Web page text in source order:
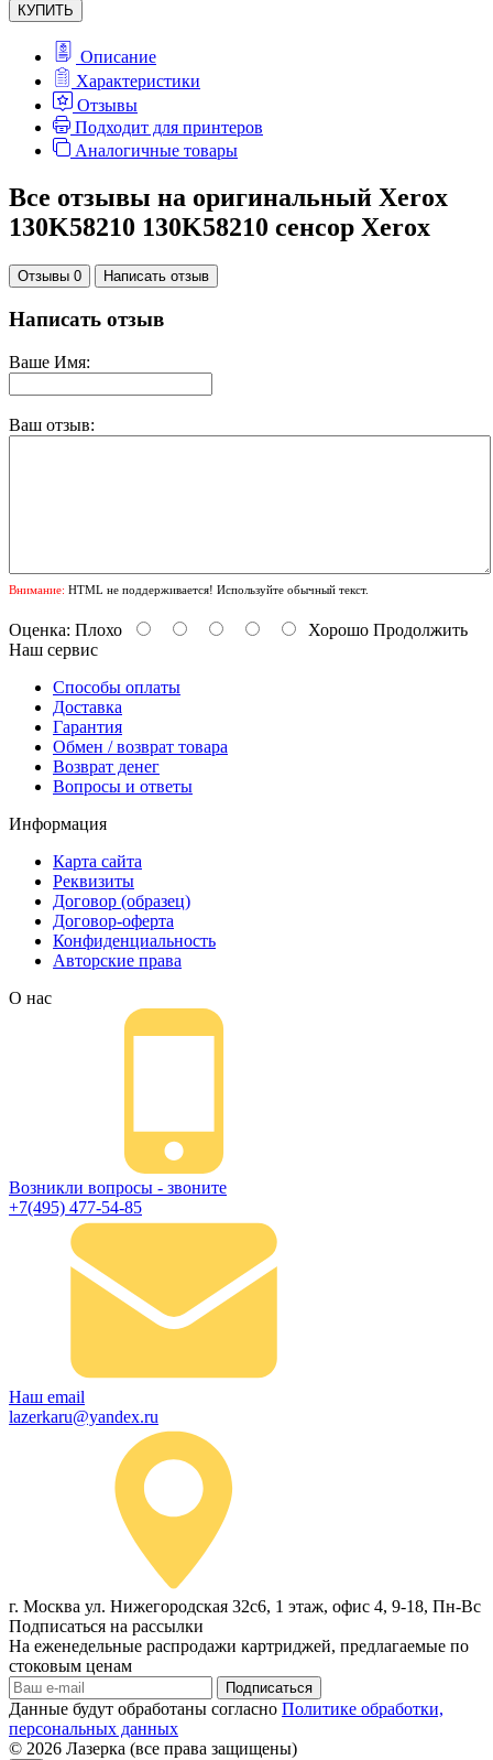
КУПИТЬ
Описание
Характеристики
Отзывы
Подходит для принтеров
Аналогичные товары
Все отзывы на оригинальный Xerox
130K58210 130K58210 сенсор Xerox
Отзывы 0 Написать отзыв
Написать отзыв
Ваше Имя:
Ваш отзыв:
Внимание: HTML не поддерживается! Используйте обычный текст.
Оценка: Плохо Хорошо Продолжить
Наш сервис
Способы оплаты
Доставка
Гарантия
Обмен / возврат товара
Возврат денег
Вопросы и ответы
Информация
Карта сайта
Реквизиты
Договор (образец)
Договор-оферта
Конфиденциальность
Авторские права
О нас
Возникли вопросы - звоните
+7(495) 477-54-85
Наш email
lazerkaru@yandex.ru
г. Москва ул. Нижегородская 32с6, 1 этаж, офис 4, 9-18, Пн-Вс
Подписаться на рассылки
На еженедельные распродажи картриджей, предлагаемые по
стоковым ценам
Подписаться
Данные будут обработаны согласно Политике обработки,
персональных данных
© 2026 Лазерка (все права защищены)